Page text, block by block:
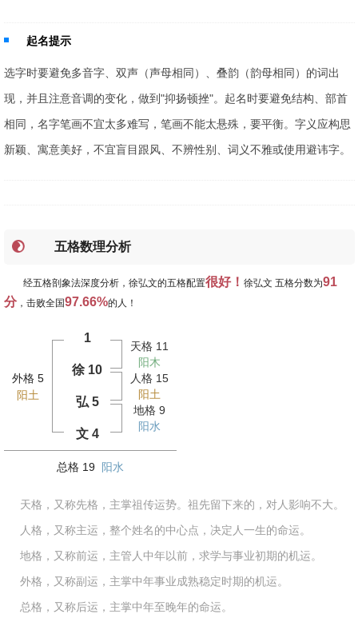
起名提示
选字时要避免多音字、双声（声母相同）、叠韵（韵母相同）的词出
现，并且注意音调的变化，做到"抑扬顿挫"。起名时要避免结构、部首
相同，名字笔画不宜太多难写，笔画不能太悬殊，要平衡。字义应构思
新颖、寓意美好，不宜盲目跟风、不辨性别、词义不雅或使用避讳字。
五格数理分析
经五格剖象法深度分析，徐弘文的五格配置很好！ 徐弘文 五格分数为91
分，击败全国97.66%的人！
外格 5
阳土
1
徐 10
弘 5
文 4
天格 11
阳木
人格 15
阳土
地格 9
阳水
总格 19 阳水
天格，又称先格，主掌祖传运势。祖先留下来的，对人影响不大。
人格，又称主运，整个姓名的中心点，决定人一生的命运。
地格，又称前运，主管人中年以前，求学与事业初期的机运。
外格，又称副运，主掌中年事业成熟稳定时期的机运。
总格，又称后运，主掌中年至晚年的命运。